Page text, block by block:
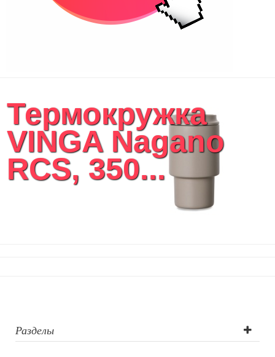
Сумки дорожные
Текстиль для ванной комнаты
Кухонные приспособления
Кухонный текстиль
Ножи разделочные доски
Фоторамки и фотоальбомы
Домашний текстиль
Термокружка
VINGA Nagano
RCS, 350...
Разделы